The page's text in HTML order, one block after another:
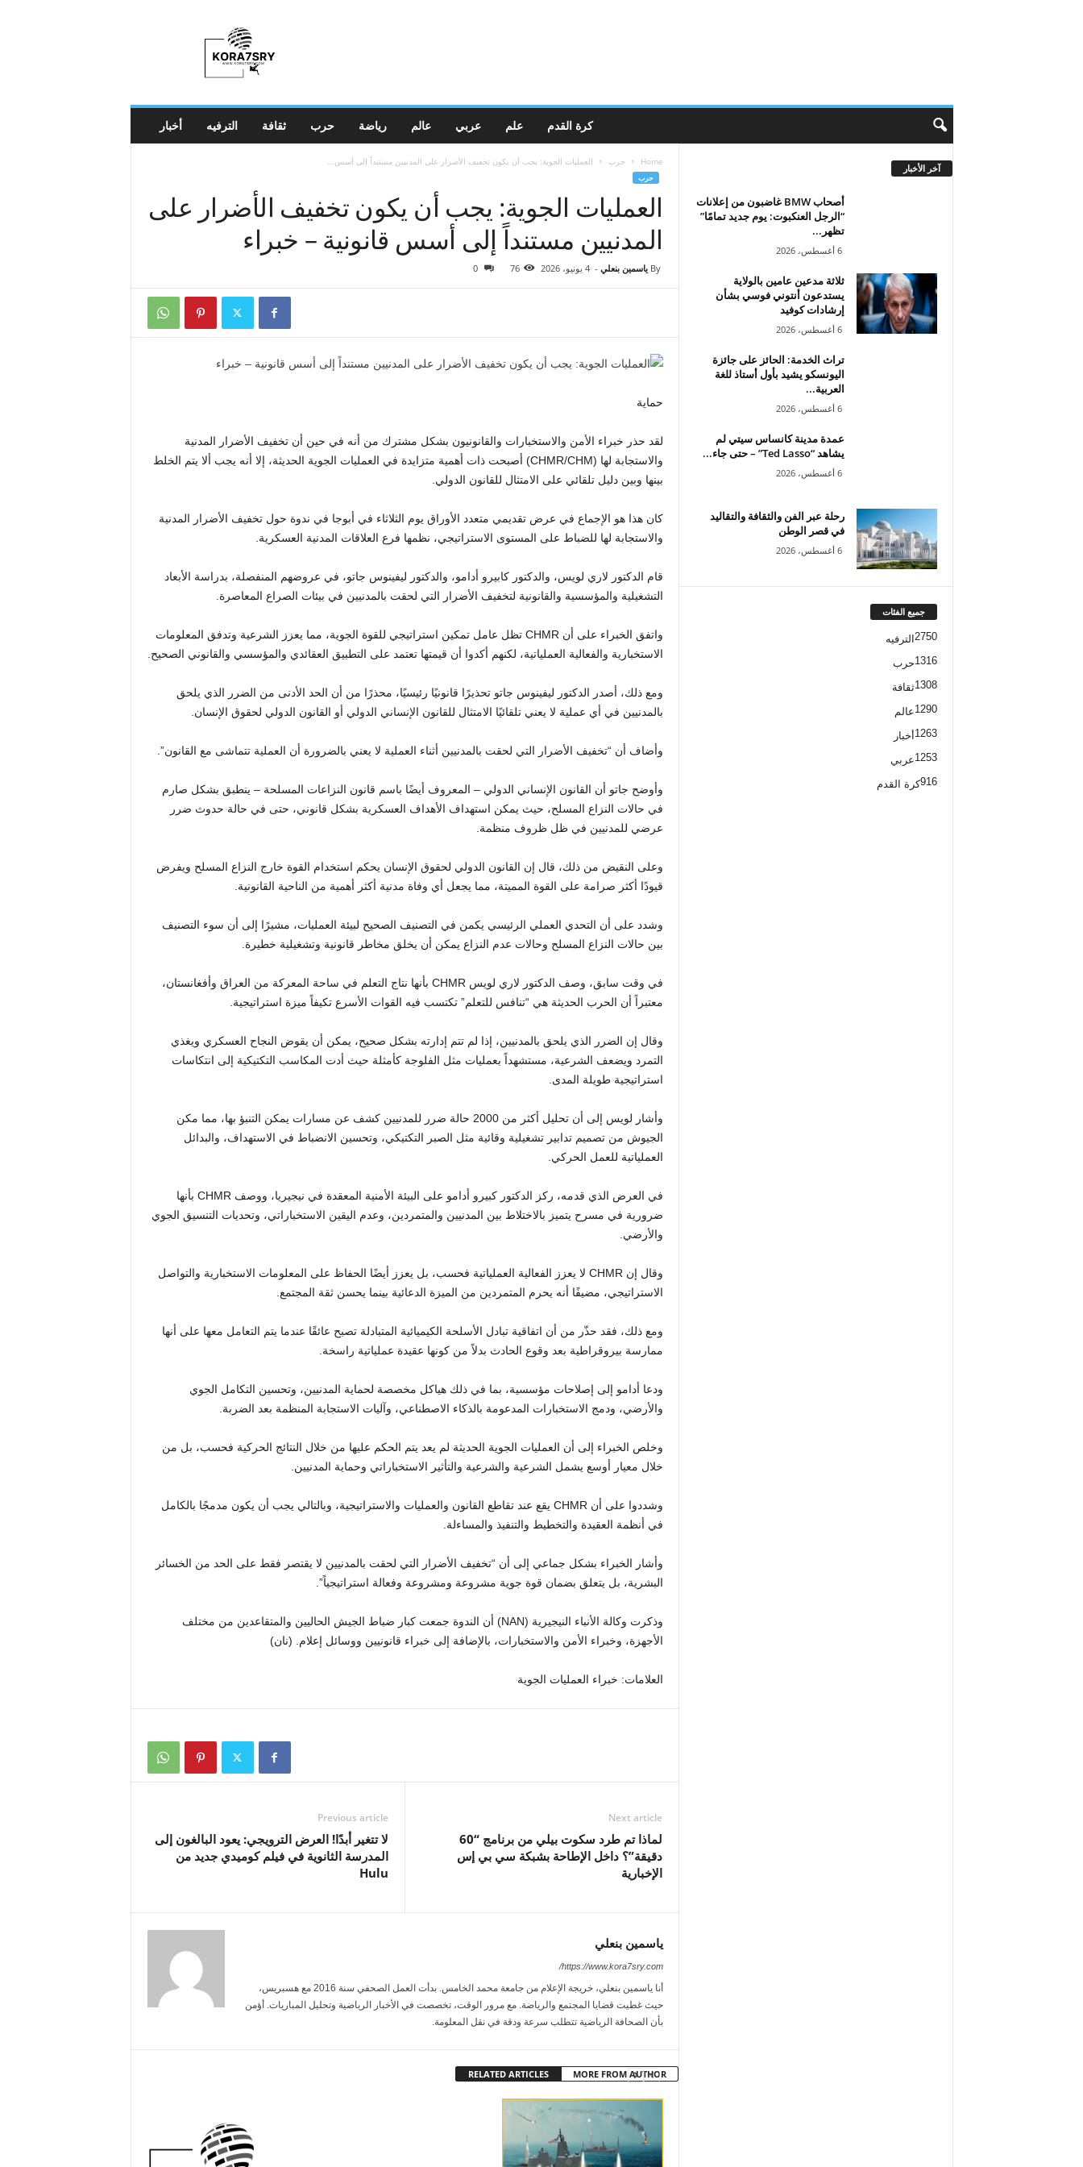
أخبار الترفيه ثقافة حرب رياضة عالم عربي علم كرة القدم
Home حرب العمليات الجوية: يجب أن يكون تخفيف الأضرار على المدنيين مستنداً إلى أسس...
حرب
العمليات الجوية: يجب أن يكون تخفيف الأضرار على
المدنيين مستنداً إلى أسس قانونية – خبراء
By ياسمين بنعلي - 4 يونيو، 2026 76
0
حماية
لقد حذر خبراء الأمن والاستخبارات والقانونيون بشكل مشترك من أنه في حين أن تخفيف الأضرار المدنية
والاستجابة لها (CHMR/CHM) أصبحت ذات أهمية متزايدة في العمليات الجوية الحديثة، إلا أنه يجب ألا يتم الخلط
بينها وبين دليل تلقائي على الامتثال للقانون الدولي.
كان هذا هو الإجماع في عرض تقديمي متعدد الأوراق يوم الثلاثاء في أبوجا في ندوة حول تخفيف الأضرار المدنية
والاستجابة لها للضباط على المستوى الاستراتيجي، نظمها فرع العلاقات المدنية العسكرية.
قام الدكتور لاري لويس، والدكتور كابيرو أدامو، والدكتور ليفينوس جاتو، في عروضهم المنفصلة، ​​بدراسة الأبعاد
التشغيلية والمؤسسية والقانونية لتخفيف الأضرار التي لحقت بالمدنيين في بيئات الصراع المعاصرة.
واتفق الخبراء على أن CHMR تظل عامل تمكين استراتيجي للقوة الجوية، مما يعزز الشرعية وتدفق المعلومات
الاستخبارية والفعالية العملياتية، لكنهم أكدوا أن قيمتها تعتمد على التطبيق العقائدي والمؤسسي والقانوني الصحيح.
ومع ذلك، أصدر الدكتور ليفينوس جاتو تحذيرًا قانونيًا رئيسيًا، محذرًا من أن الحد الأدنى من الضرر الذي يلحق
بالمدنيين في أي عملية لا يعني تلقائيًا الامتثال للقانون الإنساني الدولي أو القانون الدولي لحقوق الإنسان.
وأضاف أن “تخفيف الأضرار التي لحقت بالمدنيين أثناء العملية لا يعني بالضرورة أن العملية تتماشى مع القانون”.
وأوضح جاتو أن القانون الإنساني الدولي – المعروف أيضًا باسم قانون النزاعات المسلحة – ينطبق بشكل صارم
في حالات النزاع المسلح، حيث يمكن استهداف الأهداف العسكرية بشكل قانوني، حتى في حالة حدوث ضرر
عرضي للمدنيين في ظل ظروف منظمة.
وعلى النقيض من ذلك، قال إن القانون الدولي لحقوق الإنسان يحكم استخدام القوة خارج النزاع المسلح ويفرض
قيودًا أكثر صرامة على القوة المميتة، مما يجعل أي وفاة مدنية أكثر أهمية من الناحية القانونية.
وشدد على أن التحدي العملي الرئيسي يكمن في التصنيف الصحيح لبيئة العمليات، مشيرًا إلى أن سوء التصنيف
بين حالات النزاع المسلح وحالات عدم النزاع يمكن أن يخلق مخاطر قانونية وتشغيلية خطيرة.
في وقت سابق، وصف الدكتور لاري لويس CHMR بأنها نتاج التعلم في ساحة المعركة من العراق وأفغانستان،
معتبراً أن الحرب الحديثة هي “تنافس للتعلم” تكتسب فيه القوات الأسرع تكيفاً ميزة استراتيجية.
وقال إن الضرر الذي يلحق بالمدنيين، إذا لم تتم إدارته بشكل صحيح، يمكن أن يقوض النجاح العسكري ويغذي
التمرد ويضعف الشرعية، مستشهداً بعمليات مثل الفلوجة كأمثلة حيث أدت المكاسب التكتيكية إلى انتكاسات
استراتيجية طويلة المدى.
وأشار لويس إلى أن تحليل أكثر من 2000 حالة ضرر للمدنيين كشف عن مسارات يمكن التنبؤ بها، مما مكن
الجيوش من تصميم تدابير تشغيلية وقائية مثل الصبر التكتيكي، وتحسين الانضباط في الاستهداف، والبدائل
العملياتية للعمل الحركي.
في العرض الذي قدمه، ركز الدكتور كبيرو أدامو على البيئة الأمنية المعقدة في نيجيريا، ووصف CHMR بأنها
ضرورية في مسرح يتميز بالاختلاط بين المدنيين والمتمردين، وعدم اليقين الاستخباراتي، وتحديات التنسيق الجوي
والأرضي.
وقال إن CHMR لا يعزز الفعالية العملياتية فحسب، بل يعزز أيضًا الحفاظ على المعلومات الاستخبارية والتواصل
الاستراتيجي، مضيفًا أنه يحرم المتمردين من الميزة الدعائية بينما يحسن ثقة المجتمع.
ومع ذلك، فقد حذّر من أن اتفاقية تبادل الأسلحة الكيميائية المتبادلة تصبح عائقًا عندما يتم التعامل معها على أنها
ممارسة بيروقراطية بعد وقوع الحادث بدلاً من كونها عقيدة عملياتية راسخة.
ودعا أدامو إلى إصلاحات مؤسسية، بما في ذلك هياكل مخصصة لحماية المدنيين، وتحسين التكامل الجوي
والأرضي، ودمج الاستخبارات المدعومة بالذكاء الاصطناعي، وآليات الاستجابة المنظمة بعد الضربة.
وخلص الخبراء إلى أن العمليات الجوية الحديثة لم يعد يتم الحكم عليها من خلال النتائج الحركية فحسب، بل من
خلال معيار أوسع يشمل الشرعية والشرعية والتأثير الاستخباراتي وحماية المدنيين.
وشددوا على أن CHMR يقع عند تقاطع القانون والعمليات والاستراتيجية، وبالتالي يجب أن يكون مدمجًا بالكامل
في أنظمة العقيدة والتخطيط والتنفيذ والمساءلة.
وأشار الخبراء بشكل جماعي إلى أن “تخفيف الأضرار التي لحقت بالمدنيين لا يقتصر فقط على الحد من الخسائر
البشرية، بل يتعلق بضمان قوة جوية مشروعة ومشروعة وفعالة استراتيجياً”.
وذكرت وكالة الأنباء النيجيرية (NAN) أن الندوة جمعت كبار ضباط الجيش الحاليين والمتقاعدين من مختلف
الأجهزة، وخبراء الأمن والاستخبارات، بالإضافة إلى خبراء قانونيين ووسائل إعلام. (نان)
العلامات: خبراء العمليات الجوية
Previous article
لا تتغير أبدًا! العرض الترويجي: يعود البالغون إلى
المدرسة الثانوية في فيلم كوميدي جديد من
Hulu
Next article
لماذا تم طرد سكوت بيلي من برنامج “60
دقيقة”؟ داخل الإطاحة بشبكة سي بي إس
الإخبارية
ياسمين بنعلي
https://www.kora7sry.com/
أنا ياسمين بنعلي، خريجة الإعلام من جامعة محمد الخامس. بدأت العمل الصحفي سنة 2016 مع هسبريس،
حيث غطيت قضايا المجتمع والرياضة. مع مرور الوقت، تخصصت في الأخبار الرياضية وتحليل المباريات. أؤمن
بأن الصحافة الرياضية تتطلب سرعة ودقة في نقل المعلومة.
RELATED ARTICLES MORE FROM AUTHOR
آخر الأخبار
أصحاب BMW غاضبون من إعلانات
“الرجل العنكبوت: يوم جديد تمامًا”
تظهر...
6 أغسطس، 2026
ثلاثة مدعين عامين بالولاية
يستدعون أنتوني فوسي بشأن
إرشادات كوفيد
6 أغسطس، 2026
تراث الخدمة: الحائز على جائزة
اليونسكو يشيد بأول أستاذ للغة
العربية...
6 أغسطس، 2026
عمدة مدينة كانساس سيتي لم
يشاهد “Ted Lasso” – حتى جاء...
6 أغسطس، 2026
رحلة عبر الفن والثقافة والتقاليد
في قصر الوطن
6 أغسطس، 2026
جميع الفئات
الترفيه 2750
حرب1316
ثقافة1308
عالم1290
أخبار 1263
عربي1253
كرة القدم916